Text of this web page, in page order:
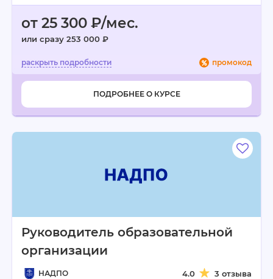
от 25 300 ₽/мес.
или сразу 253 000 ₽
промокод
ПОДРОБНЕЕ О КУРСЕ
Руководитель образовательной
организации
НАДПО 4.0 3 отзыва